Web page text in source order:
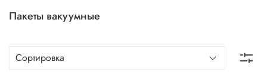
Пакеты вакуумные